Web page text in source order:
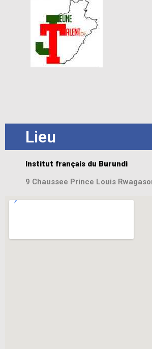
Lieu
Institut français du Burundi
9 Chaussee Prince Louis